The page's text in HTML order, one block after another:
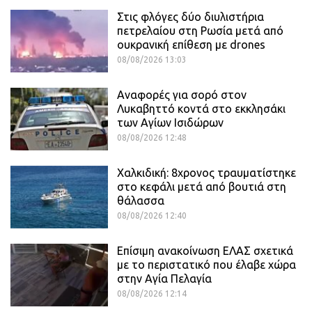
Στις φλόγες δύο διυλιστήρια
πετρελαίου στη Ρωσία μετά από
ουκρανική επίθεση με drones
08/08/2026 13:03
Αναφορές για σορό στον
Λυκαβηττό κοντά στο εκκλησάκι
των Αγίων Ισιδώρων
08/08/2026 12:48
Χαλκιδική: 8χρονος τραυματίστηκε
στο κεφάλι μετά από βουτιά στη
θάλασσα
08/08/2026 12:40
Επίσιμη ανακοίνωση ΕΛΑΣ σχετικά
με το περιστατικό που έλαβε χώρα
στην Αγία Πελαγία
08/08/2026 12:14